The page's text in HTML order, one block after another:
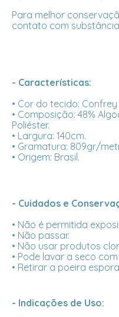
Para melhor
contato com
- Características:
• Cor do tecido: Confrey
• Composição: 48%
Poliéster.
• Largura: 140cm.
• Gramatura: 809gr/
• Origem: Brasil.
- Cuidados e
• Não é permitida
• Não passar.
• Não usar produtos
• Pode lavar a seco
• Retirar a poeira
- Indicações de Uso: